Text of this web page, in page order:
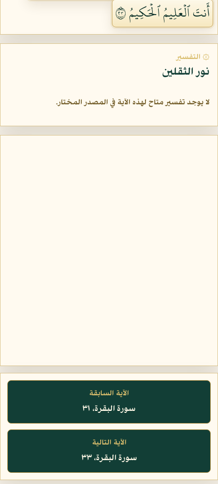
أَنتَ ٱلۡعَلِيمُ ٱلۡحَكِيمُ ٣٢
۞ التفسير
نور الثقلين
لا يوجد تفسير متاح لهذه الآية في المصدر المختار.
الآية السابقة
سورة البقرة، ٣١
الآية التالية
سورة البقرة، ٣٣